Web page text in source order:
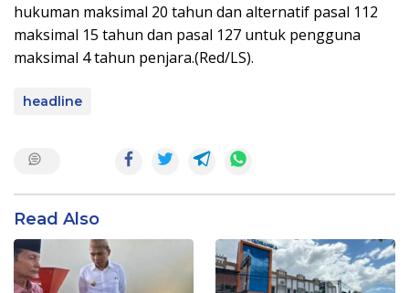
hukuman maksimal 20 tahun dan alternatif pasal 112
maksimal 15 tahun dan pasal 127 untuk pengguna
maksimal 4 tahun penjara.(Red/LS).
headline
Read Also